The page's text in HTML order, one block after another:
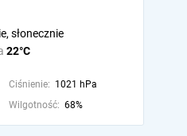
22°C
słonecznie
Ciśnienie: 1021 hPa
Wilgotność: 68%